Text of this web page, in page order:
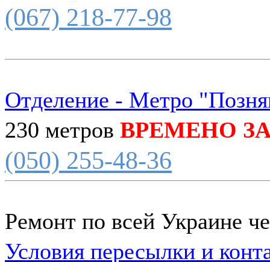
(067) 218-77-98
Отделение - Метро
230 метров ВРЕМЕНО
(050) 255-48-36
Ремонт по всей Украине
Условия пересылки и